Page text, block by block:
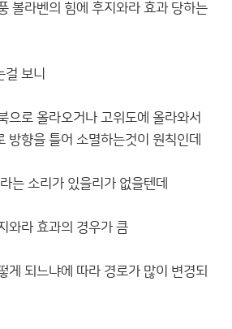
볼라벤의 힘에 후지와라 효과 당하는
걸 보니
으로 올라오거나 고위도에 올라와서
방향을 틀어 소멸하는것이 원칙인데
는 소리가 있을리가 없을텐데
와라 효과의 경우가 큼
게 되느냐에 따라 경로가 많이 변경되